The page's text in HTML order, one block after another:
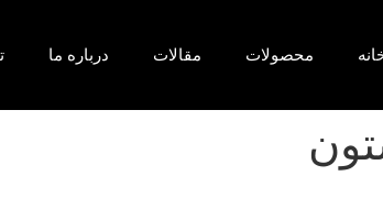
محصولات مقالات درباره ما